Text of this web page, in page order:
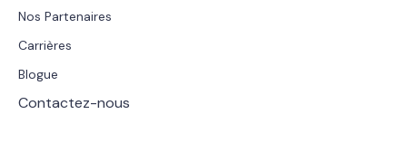
Nos Partenaires
Carrières
Blogue
Contactez-nous